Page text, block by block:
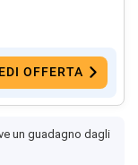
OFFERTA
un guadagno dagli